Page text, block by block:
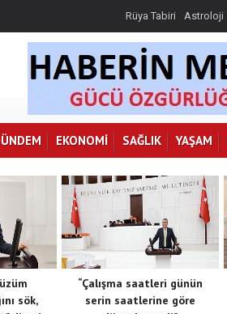
Rüya Tabiri Astroloji
EKONOMI SAĞLIK YAŞAM
sök,
“Çalışma saatleri günün
serin saatlerine göre